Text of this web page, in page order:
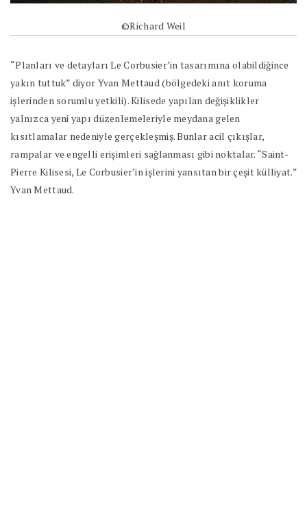
©Richard Weil
“Planları ve detayları Le Corbusier’in tasarımına olabildiğince
yakın tuttuk” diyor Yvan Mettaud (bölgedeki anıt koruma
işlerinden sorumlu yetkili). Kilisede yapılan değişiklikler
yalnızca yeni yapı düzenlemeleriyle meydana gelen
kısıtlamalar nedeniyle gerçekleşmiş. Bunlar acil çıkışlar,
rampalar ve engelli erişimleri sağlanması gibi noktalar. “Saint-
Pierre Kilisesi, Le Corbusier’in işlerini yansıtan bir çeşit külliyat.”
Yvan Mettaud.